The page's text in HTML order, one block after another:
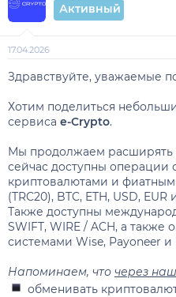
Активный
17.04.2026
Здравствуйте, уважаемые
Хотим поделиться
сервиса e-Crypto.
Мы продолжаем расширять
сейчас доступны операции
криптовалютами и
(TRC20), BTC, ETH, USD, EUR
Также доступны
SWIFT, WIRE / ACH, а
системами Wise, Payoneer и
Напоминаем, что через
обменивать